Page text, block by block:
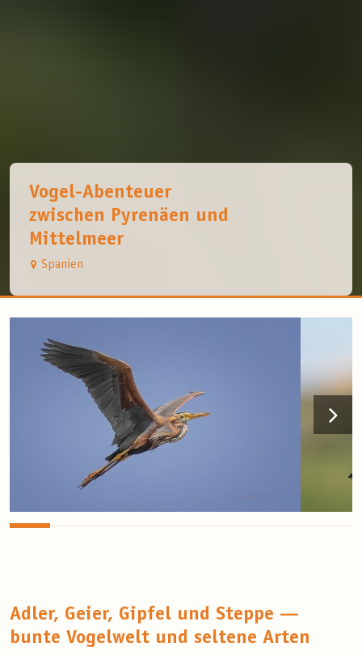
Vogel-Abenteuer
zwischen Pyrenäen und
Mittelmeer
Spanien
Adler, Geier, Gipfel und Steppe —
bunte Vogelwelt und seltene Arten